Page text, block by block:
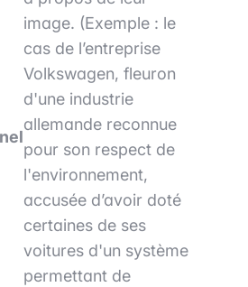
image. (Exemple : le
cas de l’entreprise
Volkswagen, fleuron
d'une industrie
allemande reconnue
pour son respect de
l'environnement,
accusée d’avoir doté
certaines de ses
voitures d'un système
permettant de